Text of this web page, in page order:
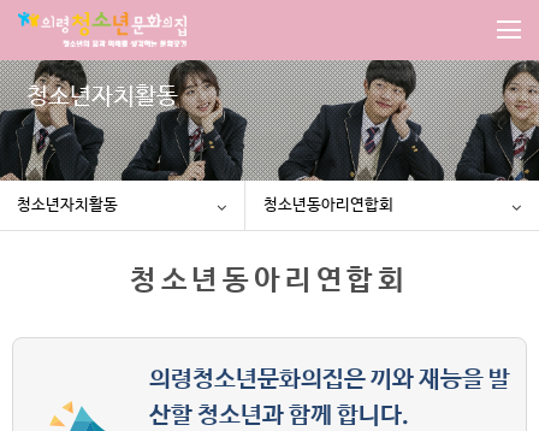
청소년자치활동
청소년자치활동 청소년동아리연합회
청소년동아리연합회
의령청소년문화의집은 끼와 재능을 발
산할 청소년과 함께 합니다.